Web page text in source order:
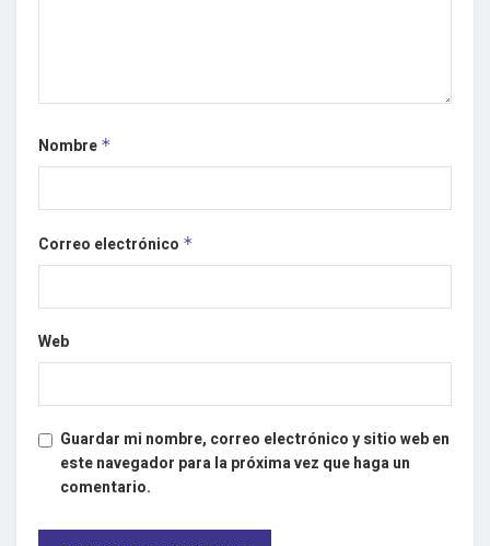
Nombre *
Correo electrónico *
Web
Guardar mi nombre, correo electrónico y sitio web en
este navegador para la próxima vez que haga un
comentario.